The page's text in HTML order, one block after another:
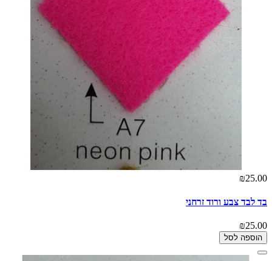
₪25.00
בד לבד צבע ורוד זרחני
₪25.00
הוספה לסל